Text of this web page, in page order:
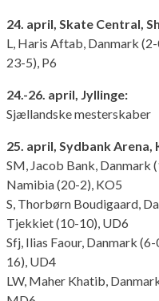
24. april, Skate Central,
L, Haris Aftab, Danmark
23-5), P6
24.-26. april, Jyllinge:
Sjællandske mesterskaber
25. april, Sydbank Arena,
SM, Jacob Bank, Danmark
Namibia (20-2), KO5
S, Thorbørn Boudigaard,
Tjekkiet (10-10), UD6
Sfj, Ilias Faour, Danmark
16), UD4
LW, Maher Khatib,